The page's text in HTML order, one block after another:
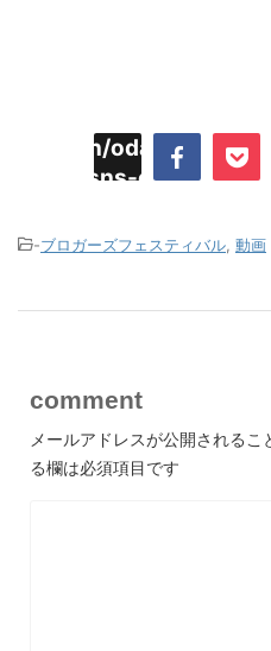
odaiji.com/
sns-count-
-ブロガーズフェスティバル 動画
comment
メールアドレスが公開されるこ
る欄は必須項目です